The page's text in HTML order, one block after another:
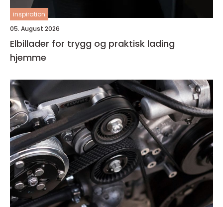
inspiration
05. August 2026
Elbillader for trygg og praktisk lading
hjemme